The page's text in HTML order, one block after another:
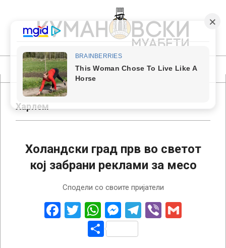
content
КУМАНОВСКИ
МУАБЕТИ
Primary
Navigation
MenuХарлем
Холандски град прв во светот
кој забрани реклами за месо
Сподели со своите пријатели
Facebook
Twitter
WhatsApp
Messenger
Telegram
Viber
Share